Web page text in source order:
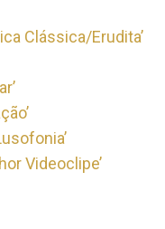
Clássica/Erudita’
Videoclipe’